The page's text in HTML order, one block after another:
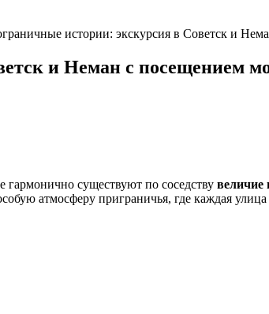
истории: экскурсия в Советск и
и Неман с посещением
гармонично существуют по соседству величие
атмосферу приграничья, где каждая